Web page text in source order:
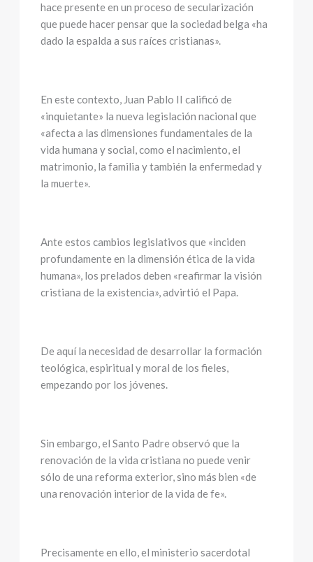
hace presente en un proceso de secularización
que puede hacer pensar que la sociedad belga «ha
dado la espalda a sus raíces cristianas».
En este contexto, Juan Pablo II calificó de
«inquietante» la nueva legislación nacional que
«afecta a las dimensiones fundamentales de la
vida humana y social, como el nacimiento, el
matrimonio, la familia y también la enfermedad y
la muerte».
Ante estos cambios legislativos que «inciden
profundamente en la dimensión ética de la vida
humana», los prelados deben «reafirmar la visión
cristiana de la existencia», advirtió el Papa.
De aquí la necesidad de desarrollar la formación
teológica, espiritual y moral de los fieles,
empezando por los jóvenes.
Sin embargo, el Santo Padre observó que la
renovación de la vida cristiana no puede venir
sólo de una reforma exterior, sino más bien «de
una renovación interior de la vida de fe».
Precisamente en ello, el ministerio sacerdotal